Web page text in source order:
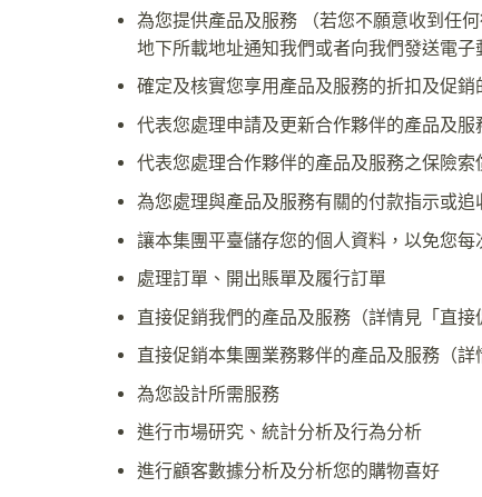
為您提供產品及服務 （若您不願意收到任
地下所載地址通知我們或者向我們發送電子
確定及核實您享用產品及服務的折扣及促銷
代表您處理申請及更新合作夥伴的產品及服
代表您處理合作夥伴的產品及服務之保險索
為您處理與產品及服務有關的付款指示或追
讓本集團平臺儲存您的個人資料，以免您
處理訂單、開出賬單及履行訂單
直接促銷我們的產品及服務（詳情見「直接
直接促銷本集團業務夥伴的產品及服務（詳
為您設計所需服務
進行市場研究、統計分析及行為分析
進行顧客數據分析及分析您的購物喜好